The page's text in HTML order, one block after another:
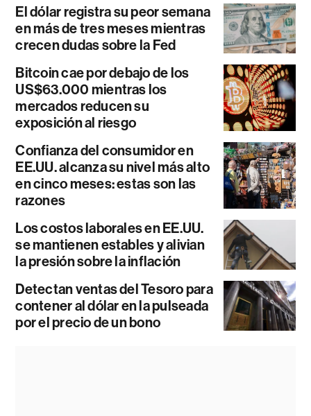
El dólar registra su peor semana
en más de tres meses mientras
crecen dudas sobre la Fed
Bitcoin cae por debajo de los
US$63.000 mientras los
mercados reducen su
exposición al riesgo
Confianza del consumidor en
EE.UU. alcanza su nivel más alto
en cinco meses: estas son las
razones
Los costos laborales en EE.UU.
se mantienen estables y alivian
la presión sobre la inflación
Detectan ventas del Tesoro para
contener al dólar en la pulseada
por el precio de un bono